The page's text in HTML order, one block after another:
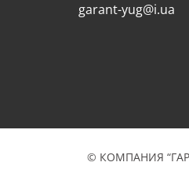
garant-yug@i.ua
© КОМПАНИЯ